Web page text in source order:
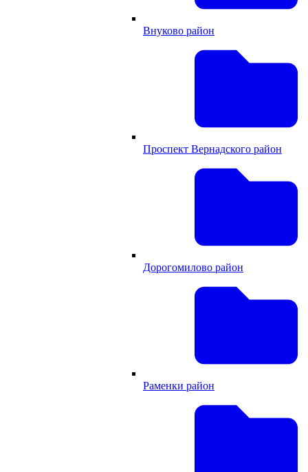
Внуково район
Проспект Вернадского район
Дорогомилово район
Раменки район